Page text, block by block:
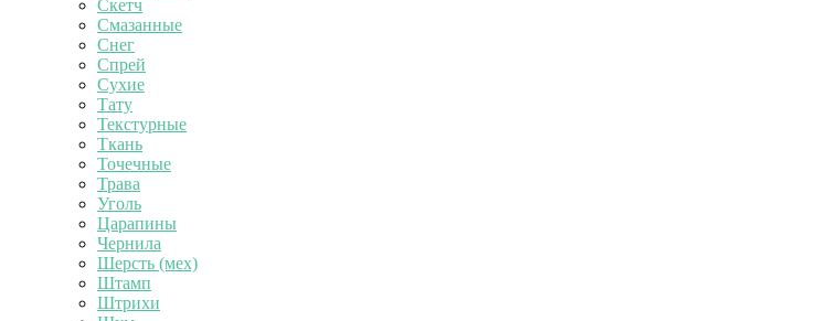
Скетч
Смазанные
Снег
Спрей
Сухие
Тату
Текстурные
Ткань
Точечные
Трава
Уголь
Царапины
Чернила
Шерсть (мех)
Штамп
Штрихи